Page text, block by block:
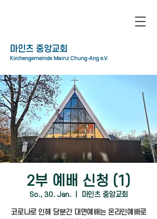
​마인츠 중앙교회
Kirchengemeinde Mainz Chung-Ang e.V.
2부 예배 신청 (1)
So., 30. Jan.
  |
마인츠 중앙교회
코로나로 인해 당분간 대면예배는 온라인예배로